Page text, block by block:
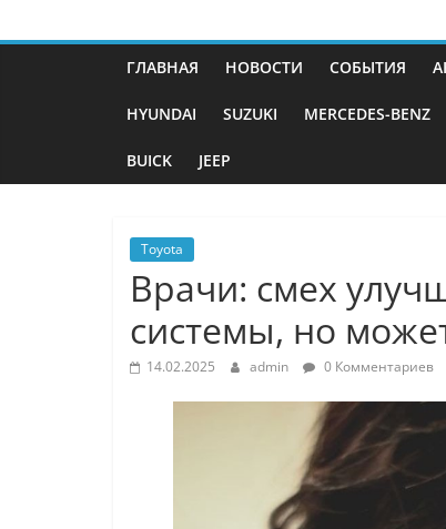
ГЛАВНАЯ НОВОСТИ СОБЫТИЯ
HYUNDAI SUZUKI MERCEDES-BENZ
BUICK JEEP
Toyota
Врачи: смех
системы, но
14.02.2025 admin 0 Комментариев